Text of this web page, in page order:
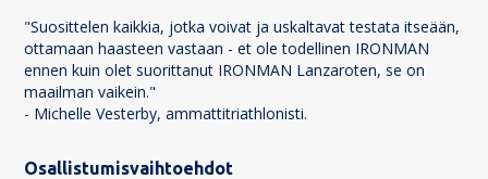
"Suosittelen kaikkia, jotka voivat ja uskaltavat testata itseään,
ottamaan haasteen vastaan - et ole todellinen IRONMAN
ennen kuin olet suorittanut IRONMAN Lanzaroten, se on
maailman vaikein."
- Michelle Vesterby, ammattitriathlonisti.
Osallistumisvaihtoehdot